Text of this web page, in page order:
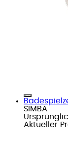
SIMBA
Aktueller